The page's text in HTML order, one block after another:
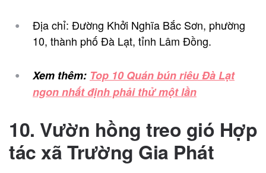
Địa chỉ: Đường Khởi Nghĩa Bắc Sơn, phường
10, thành phố Đà Lạt, tỉnh Lâm Đồng.
Xem thêm: Top 10 Quán bún riêu Đà Lạt
ngon nhất định phải thử một lần
10. Vườn hồng treo gió Hợp
tác xã Trường Gia Phát